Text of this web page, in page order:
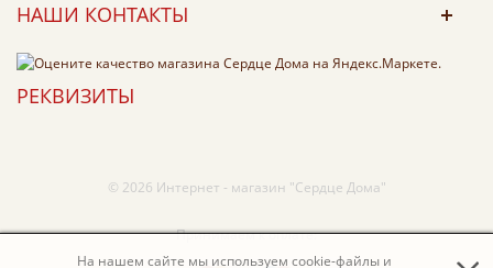
НАШИ КОНТАКТЫ
РЕКВИЗИТЫ
© 2026 Интернет - магазин "Сердце Дома"
Принимаем к оплате:
На нашем сайте мы используем cookie-файлы и